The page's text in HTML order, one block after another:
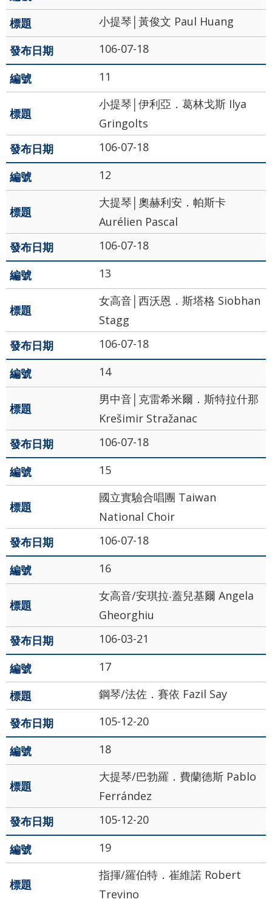
政
策
著
作
聲
明
小提琴│黃俊文 Paul Huang
106-07-18
11
小提琴│伊利亞．葛林戈斯 Ilya
Gringolts
106-07-18
12
大提琴│奧赫利安．帕斯卡‬‬‬
Aurélien Pascal
106-07-18
13
女高音│西沃恩．斯塔格 ‬Siobhan
Stagg
106-07-18
14
男中音│克雷希米爾．斯特拉什那
Krešimir Stražanac
106-07-18
15
國立實驗合唱團 Taiwan
National Choir
106-07-18
16
女高音/安琪拉‧蓋兒基爾 Angela
Gheorghiu
106-03-21
17
鋼琴/法佐．賽依 Fazil Say
105-12-20
18
大提琴/巴勃羅．費蘭德斯 Pablo
Ferrández
105-12-20
19
指揮/羅伯特．崔維諾 Robert
Trevino